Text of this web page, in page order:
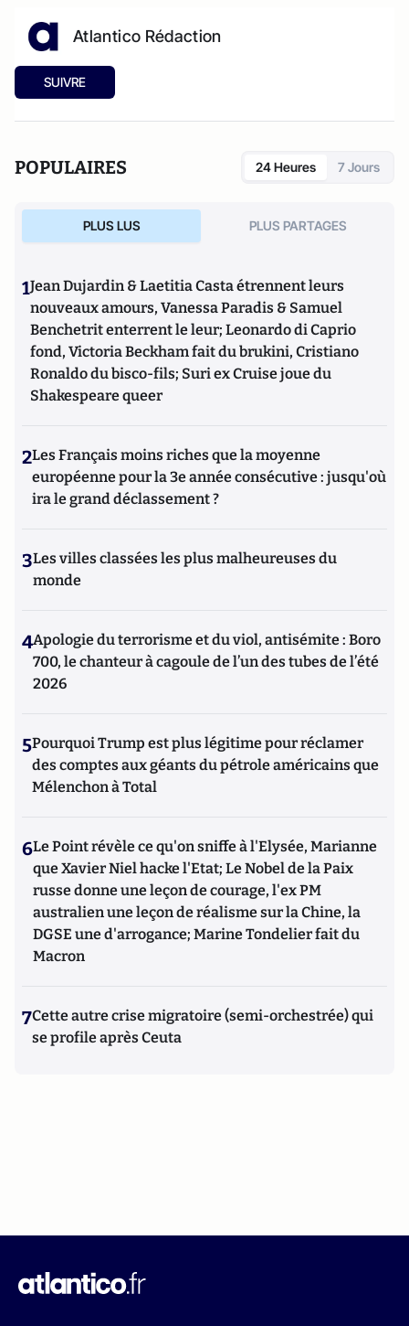
Atlantico Rédaction
SUIVRE
POPULAIRES 24 Heures 7 Jours
PLUS LUS PLUS PARTAGES
1Jean Dujardin & Laetitia Casta étrennent leurs
nouveaux amours, Vanessa Paradis & Samuel
Benchetrit enterrent le leur; Leonardo di Caprio
fond, Victoria Beckham fait du brukini, Cristiano
Ronaldo du bisco-fils; Suri ex Cruise joue du
Shakespeare queer
2Les Français moins riches que la moyenne
européenne pour la 3e année consécutive : jusqu'où
ira le grand déclassement ?
3Les villes classées les plus malheureuses du
monde
4Apologie du terrorisme et du viol, antisémite : Boro
700, le chanteur à cagoule de l’un des tubes de l’été
2026
5Pourquoi Trump est plus légitime pour réclamer
des comptes aux géants du pétrole américains que
Mélenchon à Total
6Le Point révèle ce qu'on sniffe à l'Elysée, Marianne
que Xavier Niel hacke l'Etat; Le Nobel de la Paix
russe donne une leçon de courage, l'ex PM
australien une leçon de réalisme sur la Chine, la
DGSE une d'arrogance; Marine Tondelier fait du
Macron
7Cette autre crise migratoire (semi-orchestrée) qui
se profile après Ceuta